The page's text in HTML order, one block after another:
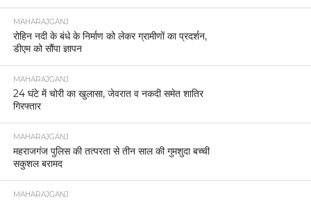
MAHARAJGANJ
रोहिन नदी के बंधे के निर्माण को लेकर ग्रामीणों का प्रदर्शन,
डीएम को सौंपा ज्ञापन
MAHARAJGANJ
24 घंटे में चोरी का खुलासा, जेवरात व नकदी समेत शातिर
गिरफ्तार
MAHARAJGANJ
महराजगंज पुलिस की तत्परता से तीन साल की गुमशुदा बच्ची
सकुशल बरामद
MAHARAJGANJ